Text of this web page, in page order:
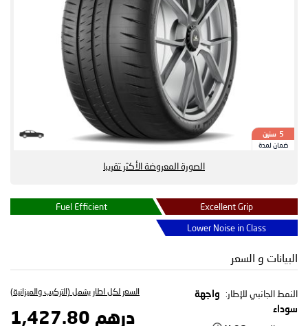
5 سنين
ضمان لمدة
الصورة المعروضة الأكثر تقريبا
Excellent Grip
Fuel Efficient
Lower Noise in Class
البيانات و السعر
النمط الجانبي للإطار:
واجهة
سوداء
السعر لكل اطار يشمل (التركيب والميزانية)
درهم 1,427.80